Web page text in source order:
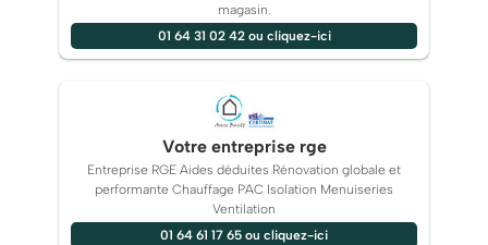
magasin.
01 64 31 02 42 ou cliquez-ici
Votre entreprise rge
Entreprise RGE Aides déduites Rénovation globale et
performante Chauffage PAC Isolation Menuiseries
Ventilation
01 64 61 17 65 ou cliquez-ici